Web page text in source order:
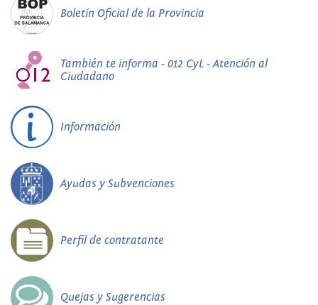
Boletín Oficial de la Provincia
También te informa - 012 CyL - Atención al
Ciudadano
Información
Ayudas y Subvenciones
Perfil de contratante
Quejas y Sugerencias